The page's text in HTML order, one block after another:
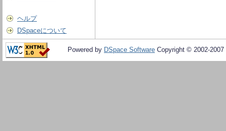
ヘルプ
DSpaceについて
Powered by DSpace Software Copyright © 2002-2007